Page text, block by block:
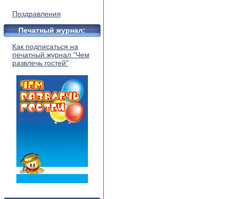
Поздравления
Печатный журнал:
Как подписаться на
печатный журнал "Чем
развлечь гостей"